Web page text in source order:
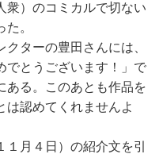
衆）のコミカルで切ない
。
ターの豊田さんには、
でとうございます！」で
ある。このあとも作品を
は認めてくれませんよ
月４日）の紹介文を引